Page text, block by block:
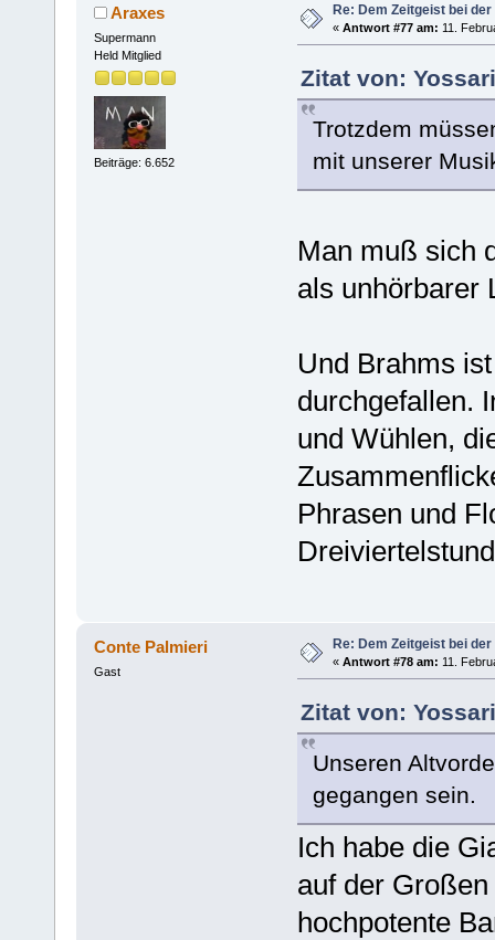
Araxes
Supermann
Held Mitglied
Beiträge: 6.652
Re: Dem Zeitgeist bei
« Antwort #77 am: 11.
Zitat von:
Trotzdem
mit unserer
Man muß sich
als unhörbarer
Und Brahms
durchgefallen.
und Wühlen,
Phrasen und
Conte Palmieri
Gast
Re: Dem Zeitgeist bei
« Antwort #78 am: 11.
Zitat von:
Unseren
gegangen sein.
Ich habe die
auf der
hochpotente